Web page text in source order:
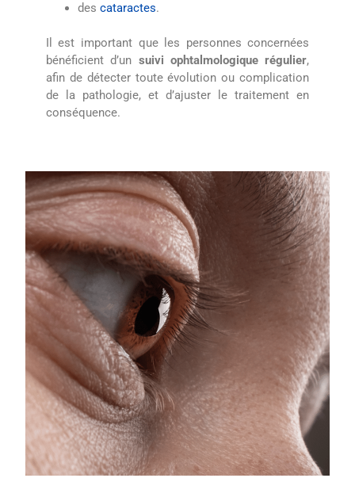
des cataractes.
Il est important que les personnes concernées
bénéficient d’un suivi ophtalmologique régulier,
afin de détecter toute évolution ou complication
de la pathologie, et d’ajuster le traitement en
conséquence.